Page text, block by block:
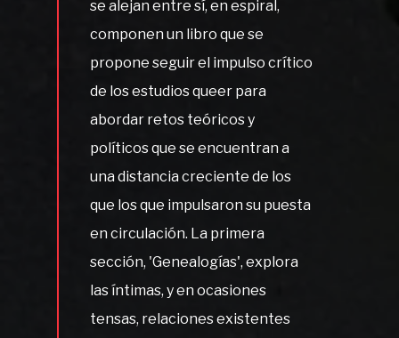
se alejan entre sí, en espiral,
componen un libro que se
propone seguir el impulso crítico
de los estudios queer para
abordar retos teóricos y
políticos que se encuentran a
una distancia creciente de los
que los que impulsaron su puesta
en circulación. La primera
sección, 'Genealogías', explora
las íntimas, y en ocasiones
tensas, relaciones existentes